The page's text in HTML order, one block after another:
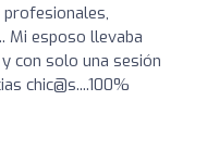
profesionales,
Mi esposo llevaba
con solo una sesión
chic@s....100%